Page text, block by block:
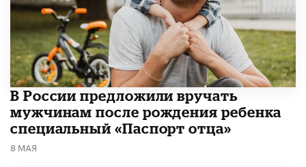
В России предложили вручать
мужчинам после рождения ребенка
специальный «Паспорт отца»
8 МАЯ